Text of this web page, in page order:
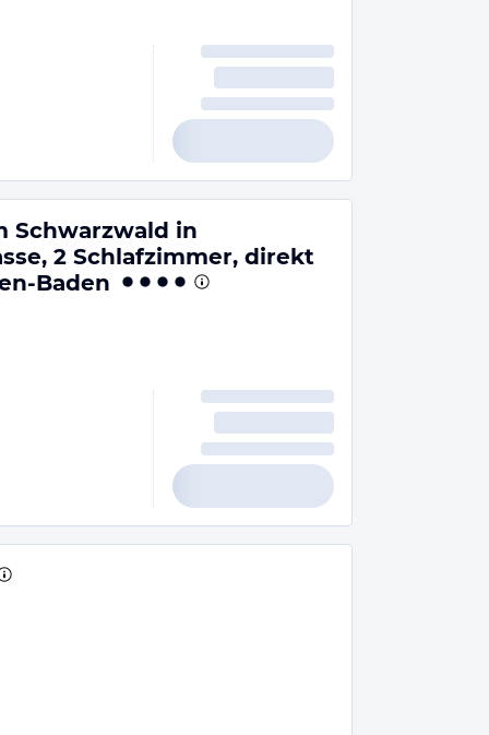
Schwarzwald in
2 Schlafzimmer, direkt
Baden